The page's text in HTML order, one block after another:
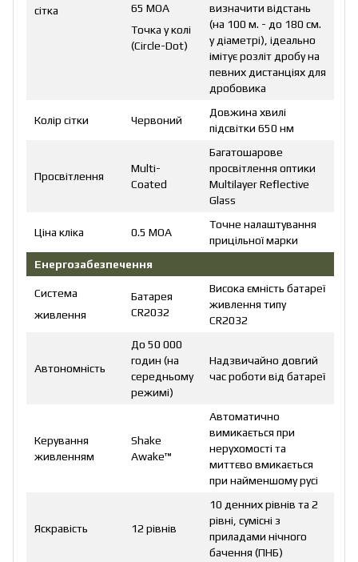
сітка
65 MOA
Точка у колі
(Circle-Dot)
визначити відстань
(на 100 м. - до 180 см.
у діаметрі), ідеально
імітує розліт дробу на
певних дистанціях для
дробовика
Колір сітки Червоний
Довжина хвилі
підсвітки 650 нм
Просвітлення
Multi-
Coated
Багатошарове
просвітлення оптики
Multilayer Reflective
Glass
Ціна кліка 0.5 МОА
Точне налаштування
прицільної марки
Енергозабезпечення
Система
живлення
Батарея
CR2032
Висока ємність батареї
живлення типу
CR2032
Автономність
До 50 000
годин (на
середньому
режимі)
Надзвичайно довгий
час роботи від батареї
Керування
живленням
Shake
Awake™
Автоматично
вимикається при
нерухомості та
миттєво вмикається
при найменшому русі
Яскравість 12 рівнів
10 денних рівнів та 2
рівні, сумісні з
приладами нічного
бачення (ПНБ)